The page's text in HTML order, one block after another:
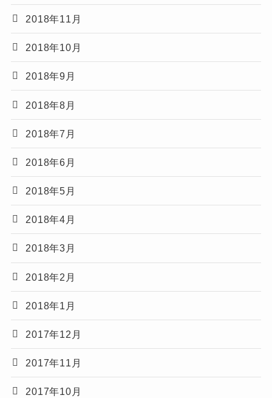
2018年11月
2018年10月
2018年9月
2018年8月
2018年7月
2018年6月
2018年5月
2018年4月
2018年3月
2018年2月
2018年1月
2017年12月
2017年11月
2017年10月